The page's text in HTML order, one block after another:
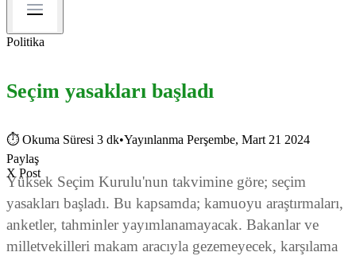
Politika
Seçim yasakları başladı
⏱ Okuma Süresi 3 dk•Yayınlanma Perşembe, Mart 21 2024
Paylaş
X Post
Yüksek Seçim Kurulu'nun takvimine göre; seçim
yasakları başladı. Bu kapsamda; kamuoyu araştırmaları,
anketler, tahminler yayımlanamayacak. Bakanlar ve
milletvekilleri makam aracıyla gezemeyecek, karşılama